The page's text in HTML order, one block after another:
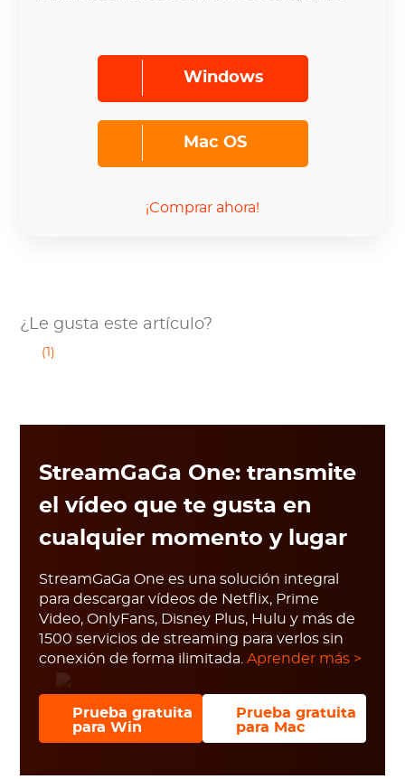
Windows
Mac OS
¡Comprar ahora!
¿Le gusta este artículo?
(1)
StreamGaGa One: transmite
el vídeo que te gusta en
cualquier momento y lugar
StreamGaGa One es una solución integral
para descargar vídeos de Netflix, Prime
Video, OnlyFans, Disney Plus, Hulu y más de
1500 servicios de streaming para verlos sin
conexión de forma ilimitada. Aprender más >
Prueba gratuita
para Win
Prueba gratuita
para Mac